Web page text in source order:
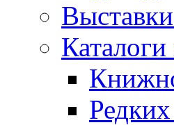
Каталоги